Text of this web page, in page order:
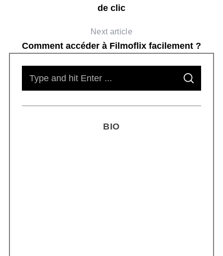
de clic
Next article
Comment accéder à Filmoflix facilement ?
S
A
C
BIO